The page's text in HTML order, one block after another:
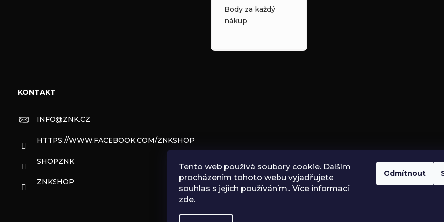
Tento web používá soubory cookie. Dalším
procházením tohoto webu vyjadřujete
souhlas s jejich používáním.. Více informací
zde.
Odmítnout
Body za každý
nákup
KONTAKT
INFO@ZNK.CZ
HTTPS://WWW.FACEBOOK.COM/ZNKSHOP
SHOPZNK
ZNKSHOP